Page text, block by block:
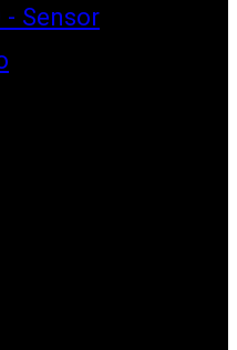
- Sensor